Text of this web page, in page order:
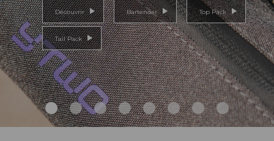
Découvrir Bartender Top Pack
Tail Pack